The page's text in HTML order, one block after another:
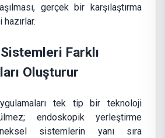
gerçek bir karşılaştırma
Farklı
Oluşturur
tek tip bir teknoloji
endoskopik yerleştirme
sistemlerin yanı sıra